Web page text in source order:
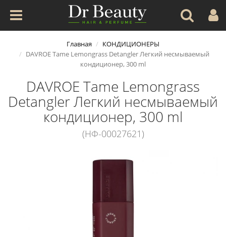
Главная
КОНДИЦИОНЕРЫ
DAVROE Tame Lemongrass Detangler Легкий несмываемый
кондиционер, 300 ml
DAVROE Tame Lemongrass
Detangler Легкий несмываемый
кондиционер, 300 ml
(НФ-00027621)